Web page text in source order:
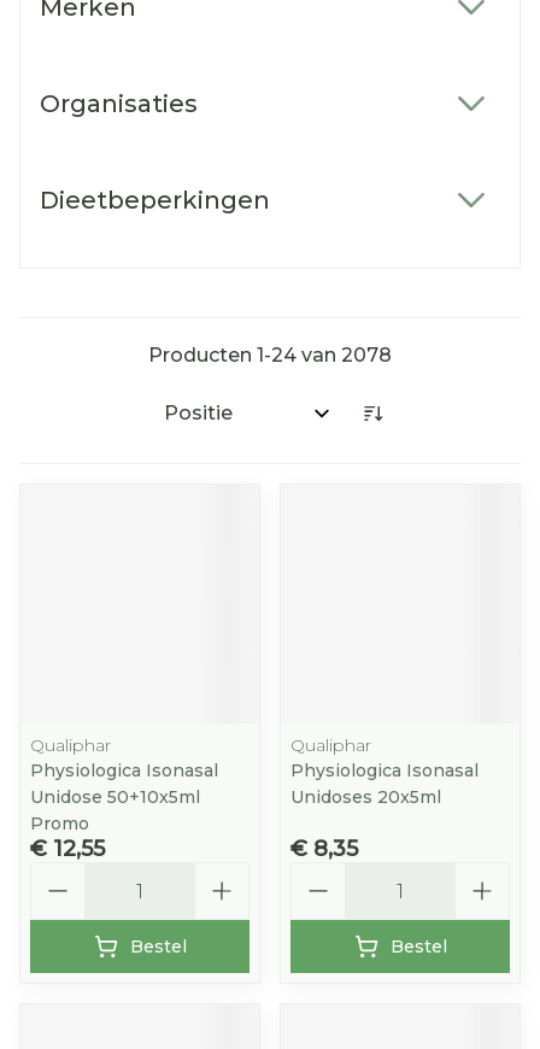
Merken
Organisaties
Dieetbeperkingen
Producten 1-24 van 2078
Sorteer op:
Qualiphar
Physiologica Isonasal
Unidose 50+10x5ml
Promo
€ 12,55
Bestel
Qualiphar
Physiologica Isonasal
Unidoses 20x5ml
€ 8,35
Bestel